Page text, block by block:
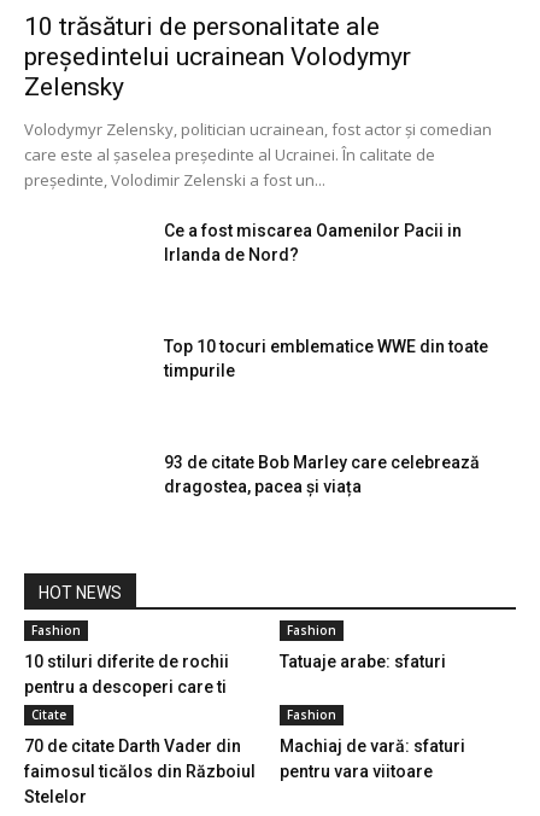
10 trăsături de personalitate ale
președintelui ucrainean Volodymyr
Zelensky
Volodymyr Zelensky, politician ucrainean, fost actor și comedian
care este al șaselea președinte al Ucrainei. În calitate de
președinte, Volodimir Zelenski a fost un...
Ce a fost miscarea Oamenilor Pacii in
Irlanda de Nord?
Top 10 tocuri emblematice WWE din toate
timpurile
93 de citate Bob Marley care celebrează
dragostea, pacea și viața
HOT NEWS
Fashion
10 stiluri diferite de rochii
pentru a descoperi care ti
se...
Fashion
Tatuaje arabe: sfaturi
Citate
70 de citate Darth Vader din
faimosul ticălos din Războiul
Stelelor
Fashion
Machiaj de vară: sfaturi
pentru vara viitoare